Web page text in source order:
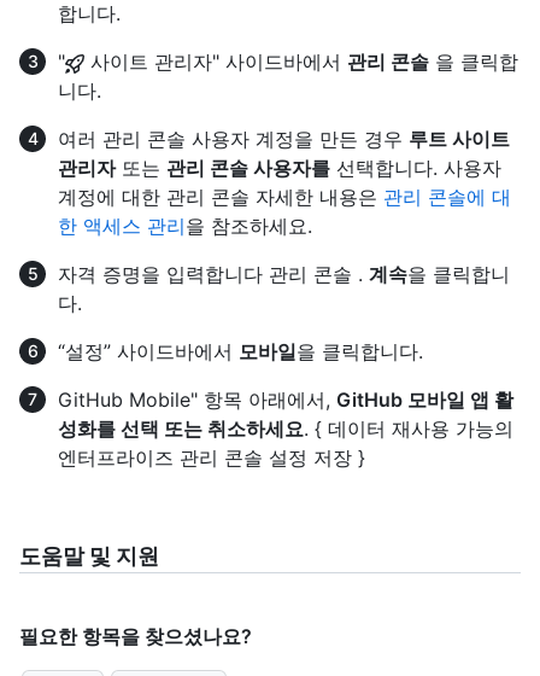
합니다.
"
사이트 관리자" 사이드바에서 관리 콘솔 을 클릭합
니다.
여러 관리 콘솔 사용자 계정을 만든 경우 루트 사이트
관리자또는 관리 콘솔 사용자를 선택합니다. 사용자
계정에 대한 관리 콘솔 자세한 내용은 관리 콘솔에 대
한 액세스 관리을 참조하세요.
자격 증명을 입력합니다 관리 콘솔 . 계속을 클릭합니
다.
“설정” 사이드바에서 모바일을 클릭합니다.
GitHub Mobile" 항목 아래에서, GitHub 모바일 앱 활
성화를 선택 또는 취소하세요. { 데이터 재사용 가능의
엔터프라이즈 관리 콘솔 설정 저장 }
도움말 및 지원
필요한 항목을 찾으셨나요?